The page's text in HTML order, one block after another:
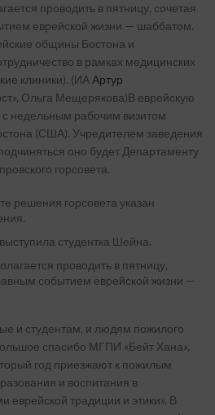
проводить в пятницу, сочетая
еврейской жизни — шаббатом.
общины Бостона и
в рамках медицинских
клиники). (ИА Артур
Ольга Мещерякова)В еврейскую
недельным рабочим визитом
(США). Учредителем заведения
оно будет Департаменту
горсовета.
решения горсовета указан
студентка Шейна.
проводить в пятницу,
событием еврейской жизни —
и студентам, и людям пожилого
спасибо МГПИ «Бейт Хана»,
год приезжают к пожилым
и воспитания в
еврейской традиции и этики». В